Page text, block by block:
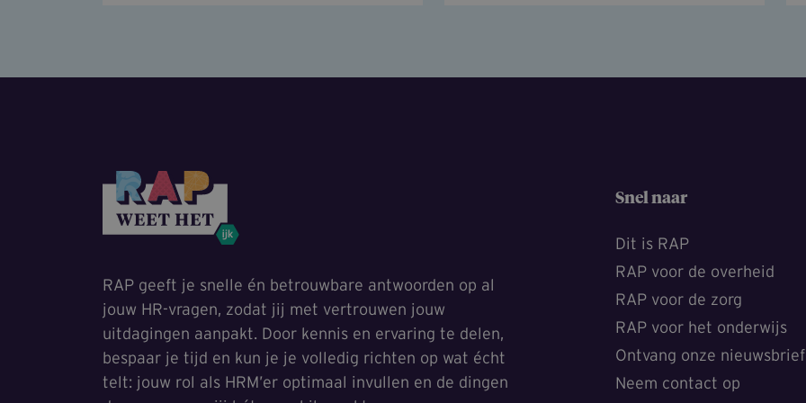
RAP geeft je snelle én betrouwbare antwoorden op al
jouw HR-vragen, zodat jij met vertrouwen jouw
uitdagingen aanpakt. Door kennis en ervaring te delen,
bespaar je tijd en kun je je volledig richten op wat écht
telt: jouw rol als HRM’er optimaal invullen en de dingen
Snel naar
Dit is RAP
RAP voor de overheid
RAP voor de zorg
RAP voor het onderwijs
Ontvang onze nieuwsbrief
Neem contact op